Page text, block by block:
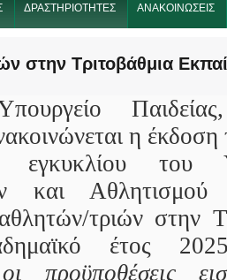
ΔΡΑΣΤΗΡΙΟΤΗΤΕΣ ΑΝΑΚΟΙΝΩΣΕΙΣ
στην Tριτοβάθμια
η
εγκυκλίου του
και
τριών στην
έτος
οι προϋποθέσεις